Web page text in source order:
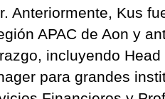
Anteriormente, Kus
APAC de Aon y
incluyendo
para grandes